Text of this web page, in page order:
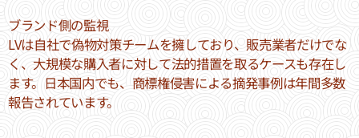
ブランド側の監視
LVは自社で偽物対策チームを擁しており、販売業者だけでな
く、大規模な購入者に対して法的措置を取るケースも存在し
ます。日本国内でも、商標権侵害による摘発事例は年間多数
報告されています。